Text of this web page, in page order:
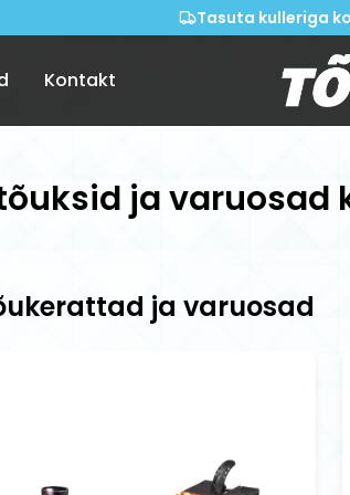
Tasuta kulleriga
Kontakt
ja varuosad
ja varuosad